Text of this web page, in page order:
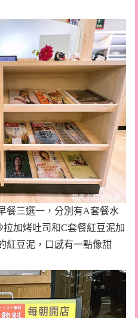
餐三選一，分別有A套餐水
拉加烤吐司和C套餐紅豆泥加
紅豆泥，口感有一點像甜